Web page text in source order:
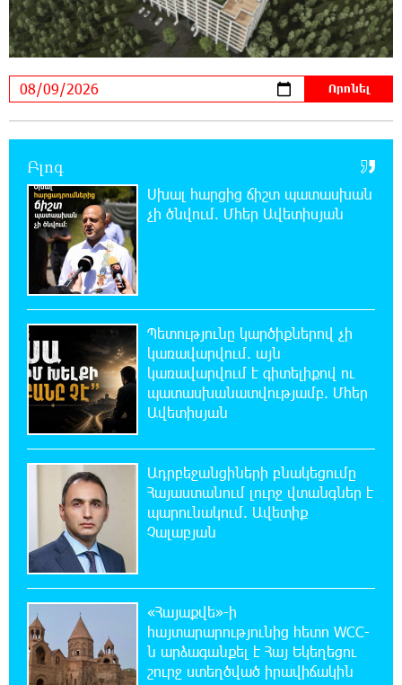
22:25:11 8-08-2026
Հայհիդրոմետի տնօրենը գրել է
22:07:09 8-08-2026
Արտակարգ դեպք՝ Երևանում․ կոտրել են
շենքի պատուհաններն ու դռները
21:48:41 8-08-2026
Ալիևն ու Թրամփը հեռախոսազրույց են
ունեցել
21:29:45 8-08-2026
«Ինտեր»-ը հաղթեց «Յուվենտուս»-ին
21:10:46 8-08-2026
Քրեական վարույթի շրջանակում անձի
անձնական և ընտանեկան կյանքին առնչվող
տվյալների անհարկի հրապարակումն անթույլատրելի է.
ՄԻՊ
20:51:38 8-08-2026
Զելենսկին ու Վուչիչը քննարկել են
համագործակցությունն ընդլայնելու
հնարավորությունները
20:33:21 8-08-2026
Հրդեհի ահազանգ Սայաթ-Նովա
պողոտայում. շենքից տարհանվել է 5
բնակիչ
Բլոգ
Սխալ հարցից ճիշտ պատասխան
չի ծնվում. Մհեր Ավետիսյան
Պետությունը կարծիքներով չի
կառավարվում. այն
կառավարվում է գիտելիքով ու
պատասխանատվությամբ. Մհեր
Ավետիսյան
Ադրբեջանցիների բնակեցումը
Հայաստանում լուրջ վտանգներ է
պարունակում. Ավետիք
Չալաբյան
«Հայաքվե»-ի
հայտարարությունից հետո WCC-
ն արձագանքել է Հայ Եկեղեցու
շուրջ ստեղծված իրավիճակին